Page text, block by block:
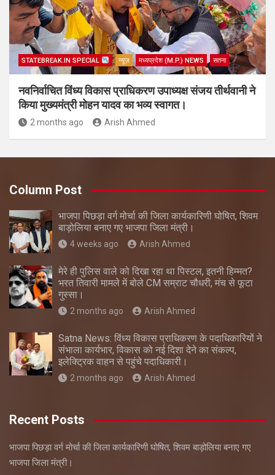
STATEBREAK.IN SPECIAL न्यूज़ मध्यप्रदेश (M.P.) NEWS सतना
नवनिर्वाचित विंध्य विकास प्राधिकरण उपाध्यक्ष संजय तीर्थवानी ने
किया मुख्यमंत्री मोहन यादव का भव्य स्वागत।
2 months ago Arish Ahmed
Column Post
भाजपा पिछड़ा वर्ग मोर्चा की जिला कार्यकारिणी घोषित, शिवम
बाड़ोलिया बनाए गए भाजपा जिला मंत्री।
4 weeks ago Arish Ahmed
मेरे ही पुलिस वाले को दिखा रहा था पिस्टल, इतनी हिम्मत?
भरत तिवारी मामले में बोले CM सम्राट चौधरी, मंच से फूटा
गुस्सा।
2 months ago Arish Ahmed
Satna News: विंध्य विकास प्राधिकरण के पदाधिकारियों ने
संभाला कार्यभार, विकास को नई दिशा देने का संकल्प,
इलेक्ट्रिक वाहन से पहुंचे पदाधिकारी।
2 months ago Arish Ahmed
Recent Posts
भाजपा पिछड़ा वर्ग मोर्चा की जिला कार्यकारिणी घोषित, शिवम बाड़ोलिया बनाए गए
भाजपा जिला मंत्री।